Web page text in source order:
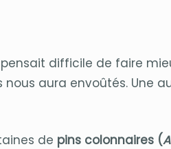
difficile de faire
nous aura envoûtés. Une
de pins colonnaires (